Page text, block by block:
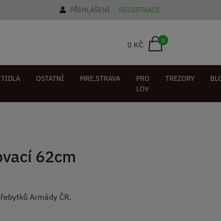
PŘIHLÁŠENÍ REGISTRACE
0 KČ 0
OSTATNÍ MRE,STRAVA
PRO
LOV
TREZORY
62cm
Armády ČR.